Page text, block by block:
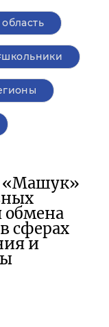
«Машук»
обмена
сферах
и